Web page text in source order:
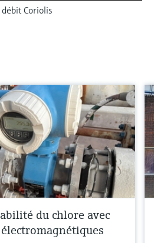
Coriolis
du chlore avec